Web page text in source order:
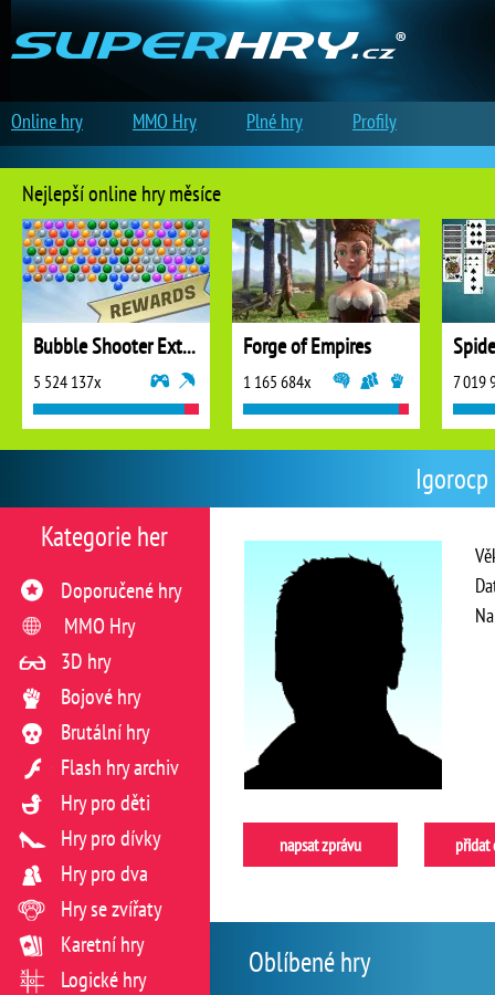
napsat zprávu přidat
Oblíbené hry
Kategorie her
Doporučené hry
MMO Hry
3D hry
Bojové hry
Brutální hry
Flash hry archiv
Hry pro děti
Hry pro dívky
Hry pro dva
Hry se zvířaty
Karetní hry
Logické hry
Nejlepší online hry měsíce
Bubble Shooter Extreme
5 524 137x
Forge of Empires
1 165 684x 7 019
Online hry MMO Hry Plné hry Profily